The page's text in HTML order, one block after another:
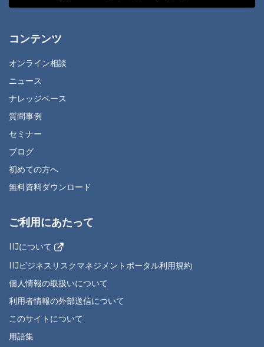
コンテンツ
オンライン相談
ニュース
ナレッジベース
質問事例
セミナー
ブログ
初めての方へ
無料資料ダウンロード
ご利用にあたって
IIJについて
IIJビジネスリスクマネジメントポータル利用規約
個人情報の取扱いについて
利用者情報の外部送信について
このサイトについて
用語集